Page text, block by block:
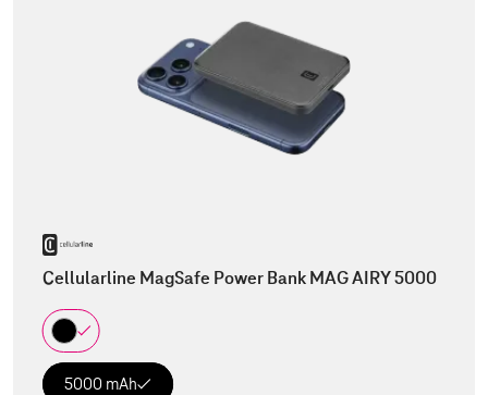
Cellularline MagSafe Power Bank MAG AIRY 5000
5000 mAh